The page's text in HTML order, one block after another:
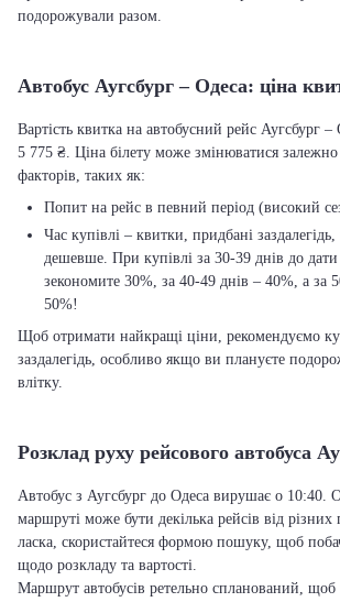
подорожували разом.
Автобус Аугсбург – Одеса: ціна
Вартість квитка на автобусний рейс Аугсбург –
5 775 ₴. Ціна білету може змінюватися залежно
факторів, таких як:
Попит на рейс в певний період (високий
Час купівлі – квитки, придбані
дешевше. При купівлі за 30-39 днів до
зекономите 30%, за 40-49 днів – 40%, а за
50%!
Щоб отримати найкращі ціни, рекомендуємо
заздалегідь, особливо якщо ви плануєте
влітку.
Розклад руху рейсового автобуса
Автобус з Аугсбург до Одеса вирушає о 10:40.
маршруті може бути декілька рейсів від різних
ласка, скористайтеся формою пошуку, щоб
щодо розкладу та вартості.
Маршрут автобусів ретельно спланований, щоб